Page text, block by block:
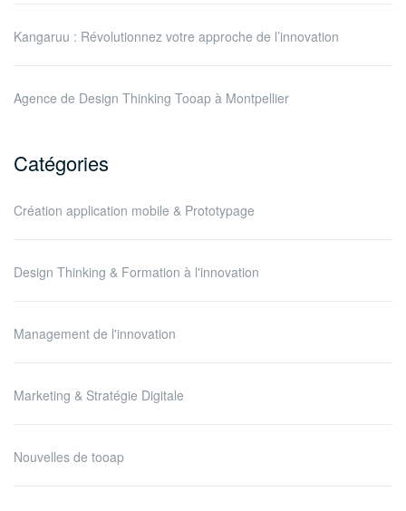
Kangaruu : Révolutionnez votre approche de l’innovation
Agence de Design Thinking Tooap à Montpellier
Catégories
Création application mobile & Prototypage
Design Thinking & Formation à l'innovation
Management de l'innovation
Marketing & Stratégie Digitale
Nouvelles de tooap